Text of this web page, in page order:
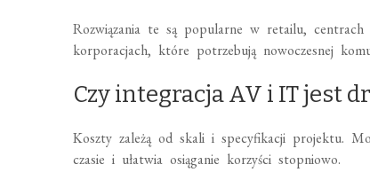
Rozwiązania te są popularne w retailu, centrach
korporacjach, które potrzebują nowoczesnej
Czy integracja AV i IT jest
Koszty zależą od skali i specyfikacji projektu.
czasie i ułatwia osiąganie korzyści stopniowo.